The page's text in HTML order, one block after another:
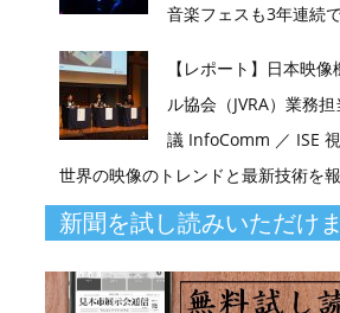
音楽フェスも3年連続
【レポート】日本映像
ル協会（JVRA）業務
議 InfoComm ／ ISE
世界の映像のトレンドと最新技術を
新聞を試し読みいただけ